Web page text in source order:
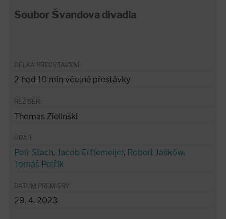
Soubor Švandova divadla
DÉLKA PŘEDSTAVENÍ:
2 hod 10 min včetně přestávky
REŽISÉR:
Thomas Zielinski
HRAJÍ:
Petr Stach, Jacob Erftemeijer, Robert Jašków,
Tomáš Petřík
DATUM PREMIÉRY:
29. 4. 2023